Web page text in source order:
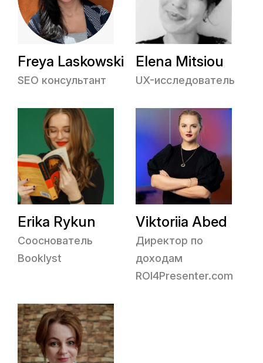
Freya Laskowski
SEO консультант
Elena Mitsiou
UX-исследователь
Erika Rykun
Сооснователь
Booklyst
Viktoriia Abed
Директор по
доходам
ROI4Presenter.com